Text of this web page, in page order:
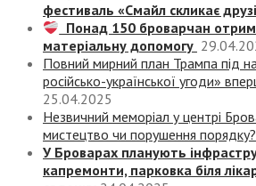
фестиваль «Смайл скликає
Понад 150 броварчан
матеріальну допомогу
Повний мирний план Трампа під
російсько-української угоди»
25.04.2025
Незвичний меморіал у центрі
мистецтво чи порушення порядку?
У Броварах планують
капремонти, парковка біля